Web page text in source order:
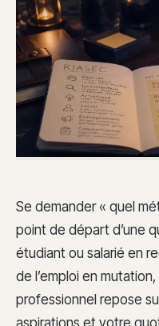
Se demander « quel
point de départ d’une
étudiant ou salarié en
de l’emploi en
professionnel repose
aspirations et votre